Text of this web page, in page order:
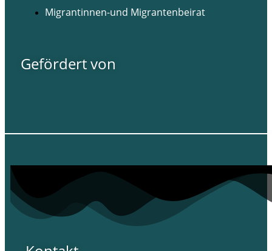
Migrantinnen-und Migrantenbeirat
Gefördert von